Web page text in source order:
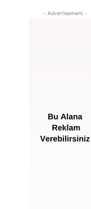
- Advertisement -